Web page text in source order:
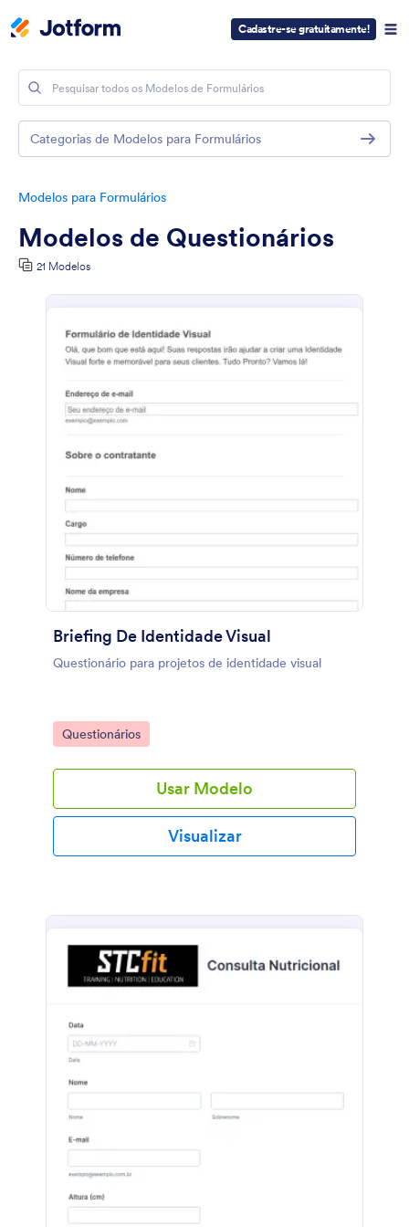
Cadastre-se gratuitamente!
Modelos para Formulários
Modelos de Questionários
21 Modelos
Briefing De Identidade Visual
Questionário para projetos de identidade visual
Go to Category:
Questionários
Usar Modelo
Visualizar
Categorias de Modelos para Formulários